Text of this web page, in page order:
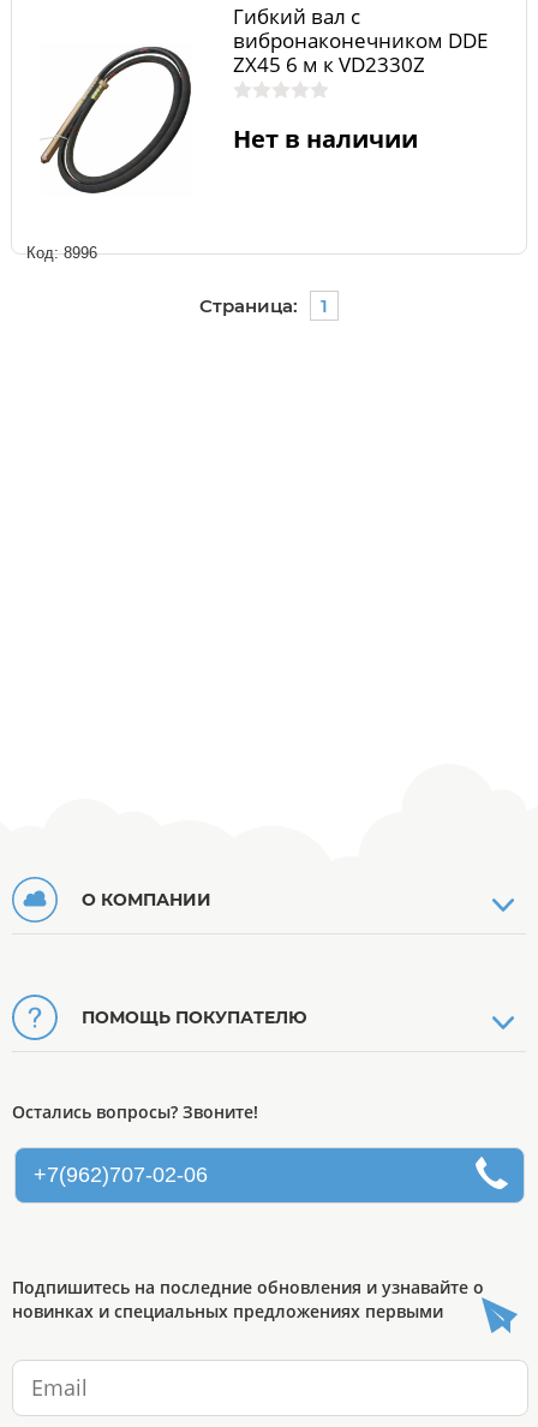
Код: 8996
Гибкий вал с
вибронаконечником DDE
ZX45 6 м к VD2330Z
Нет в наличии
Страница: 1
О КОМПАНИИ
ПОМОЩЬ ПОКУПАТЕЛЮ
Остались вопросы? Звоните!
+7(962)707-02-06
Подпишитесь на последние обновления и узнавайте о
новинках и специальных предложениях первыми